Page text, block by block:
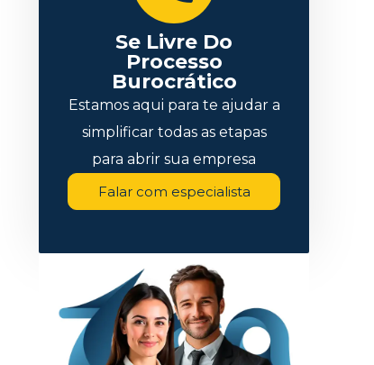
Se Livre Do
Processo
Burocrático
Estamos aqui para te ajudar a
simplificar todas as etapas
para abrir sua empresa
Falar com especialista